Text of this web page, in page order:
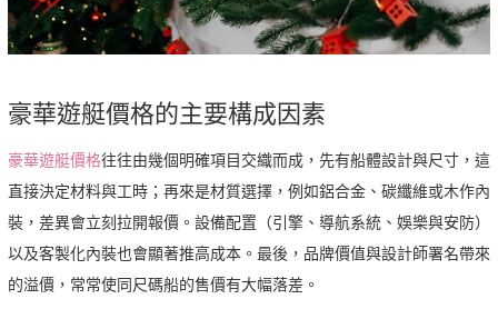
豪華遊艇價格的主要構成因素
豪華遊艇價格往往由幾個明確項目交織而成，先有船體設計與尺寸，這
直接決定材料與工時；再來是材質選擇，例如鋁合金、碳纖維或木作內
裝，差異會立刻拉開報價。設備配置（引擎、導航系統、娛樂與安防）
以及客製化內裝也會顯著推高成本。最後，品牌價值與設計師署名帶來
的溢價，常常使同尺碼船的售價有大幅落差。